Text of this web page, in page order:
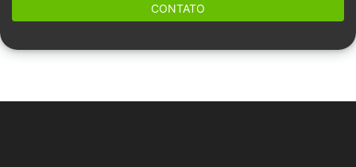
CONTATO